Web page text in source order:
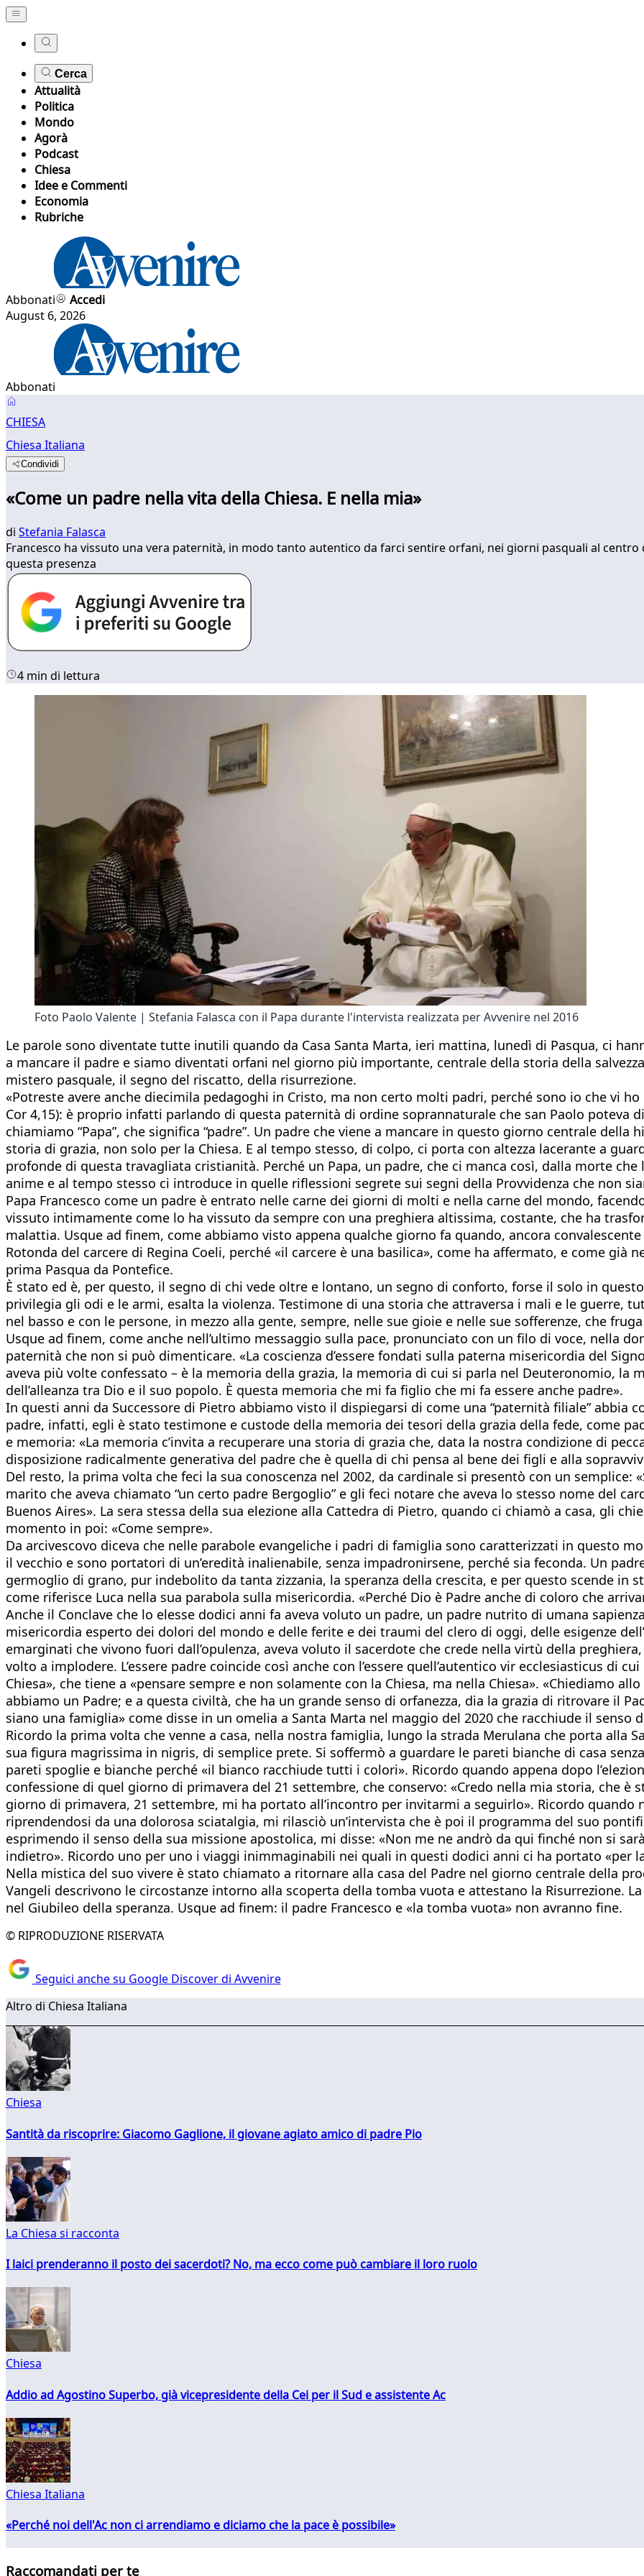
Cerca
Attualità
Politica
Mondo
Agorà
Podcast
Chiesa
Idee e Commenti
Economia
Rubriche
Abbonati
Accedi
August 6, 2026
Abbonati
CHIESA
Chiesa Italiana
Condividi
«Come un padre nella vita della Chiesa. E nella mia»
di Stefania Falasca
Francesco ha vissuto una vera paternità, in modo tanto autentico da farci sentire orfani, nei giorni pasquali al centro
questa presenza
4 min di lettura
Foto Paolo Valente | Stefania Falasca con il Papa durante l'intervista realizzata per Avvenire nel 2016
Le parole sono diventate tutte inutili quando da Casa Santa Marta, ieri mattina, lunedì di Pasqua, ci
a mancare il padre e siamo diventati orfani nel giorno più importante, centrale della storia della
mistero pasquale, il segno del riscatto, della risurrezione.
«Potreste avere anche diecimila pedagoghi in Cristo, ma non certo molti padri, perché sono io che vi
Cor 4,15): è proprio infatti parlando di questa paternità di ordine soprannaturale che san Paolo poteva
chiamiamo “Papa”, che significa “padre”. Un padre che viene a mancare in questo giorno centrale
storia di grazia, non solo per la Chiesa. E al tempo stesso, di colpo, ci porta con altezza lacerante a
profonde di questa travagliata cristianità. Perché un Papa, un padre, che ci manca così, dalla morte
anime e al tempo stesso ci introduce in quelle riflessioni segrete sui segni della Provvidenza che non
Papa Francesco come un padre è entrato nelle carne dei giorni di molti e nella carne del mondo,
vissuto intimamente come lo ha vissuto da sempre con una preghiera altissima, costante, che ha
malattia. Usque ad finem, come abbiamo visto appena qualche giorno fa quando, ancora
Rotonda del carcere di Regina Coeli, perché «il carcere è una basilica», come ha affermato, e come già
prima Pasqua da Pontefice.
È stato ed è, per questo, il segno di chi vede oltre e lontano, un segno di conforto, forse il solo in
privilegia gli odi e le armi, esalta la violenza. Testimone di una storia che attraversa i mali e le guerre,
nel basso e con le persone, in mezzo alla gente, sempre, nelle sue gioie e nelle sue sofferenze, che
Usque ad finem, come anche nell’ultimo messaggio sulla pace, pronunciato con un filo di voce, nella
paternità che non si può dimenticare. «La coscienza d’essere fondati sulla paterna misericordia del
aveva più volte confessato – è la memoria della grazia, la memoria di cui si parla nel Deuteronomio, la
dell’alleanza tra Dio e il suo popolo. È questa memoria che mi fa figlio che mi fa essere anche padre».
In questi anni da Successore di Pietro abbiamo visto il dispiegarsi di come una “paternità filiale” abbia
padre, infatti, egli è stato testimone e custode della memoria dei tesori della grazia della fede, come
e memoria: «La memoria c’invita a recuperare una storia di grazia che, data la nostra condizione di
disposizione radicalmente generativa del padre che è quella di chi pensa al bene dei figli e alla
Del resto, la prima volta che feci la sua conoscenza nel 2002, da cardinale si presentò con un semplice:
marito che aveva chiamato “un certo padre Bergoglio” e gli feci notare che aveva lo stesso nome del
Buenos Aires». La sera stessa della sua elezione alla Cattedra di Pietro, quando ci chiamò a casa, gli
momento in poi: «Come sempre».
Da arcivescovo diceva che nelle parabole evangeliche i padri di famiglia sono caratterizzati in questo
il vecchio e sono portatori di un’eredità inalienabile, senza impadronirsene, perché sia feconda. Un
germoglio di grano, pur indebolito da tanta zizzania, la speranza della crescita, e per questo scende in
come riferisce Luca nella sua parabola sulla misericordia. «Perché Dio è Padre anche di coloro che
Anche il Conclave che lo elesse dodici anni fa aveva voluto un padre, un padre nutrito di umana
misericordia esperto dei dolori del mondo e delle ferite e dei traumi del clero di oggi, delle esigenze
emarginati che vivono fuori dall’opulenza, aveva voluto il sacerdote che crede nella virtù della
volto a implodere. L’essere padre coincide così anche con l’essere quell’autentico vir ecclesiasticus di
Chiesa», che tiene a «pensare sempre e non solamente con la Chiesa, ma nella Chiesa». «Chiediamo
abbiamo un Padre; e a questa civiltà, che ha un grande senso di orfanezza, dia la grazia di ritrovare il
siano una famiglia» come disse in un omelia a Santa Marta nel maggio del 2020 che racchiude il senso
Ricordo la prima volta che venne a casa, nella nostra famiglia, lungo la strada Merulana che porta alla
sua figura magrissima in nigris, di semplice prete. Si soffermò a guardare le pareti bianche di casa
pareti spoglie e bianche perché «il bianco racchiude tutti i colori». Ricordo quando appena dopo
confessione di quel giorno di primavera del 21 settembre, che conservo: «Credo nella mia storia, che è
giorno di primavera, 21 settembre, mi ha portato all’incontro per invitarmi a seguirlo». Ricordo quando
riprendendosi da una dolorosa sciatalgia, mi rilasciò un’intervista che è poi il programma del suo
esprimendo il senso della sua missione apostolica, mi disse: «Non me ne andrò da qui finché non si
indietro». Ricordo uno per uno i viaggi inimmaginabili nei quali in questi dodici anni ci ha portato «per
Nella mistica del suo vivere è stato chiamato a ritornare alla casa del Padre nel giorno centrale della
Vangeli descrivono le circostanze intorno alla scoperta della tomba vuota e attestano la Risurrezione.
nel Giubileo della speranza. Usque ad finem: il padre Francesco e «la tomba vuota» non avranno fine.
© RIPRODUZIONE RISERVATA
Seguici anche su Google Discover di Avvenire
Altro di Chiesa Italiana
Chiesa
Santità da riscoprire: Giacomo Gaglione, il giovane agiato amico di padre Pio
La Chiesa si racconta
I laici prenderanno il posto dei sacerdoti? No, ma ecco come può cambiare il loro ruolo
Chiesa
Addio ad Agostino Superbo, già vicepresidente della Cei per il Sud e assistente Ac
Chiesa Italiana
«Perché noi dell'Ac non ci arrendiamo e diciamo che la pace è possibile»
Raccomandati per te